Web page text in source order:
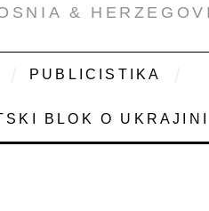
&
PUBLICISTIKA
BLOK O UKRAJINI